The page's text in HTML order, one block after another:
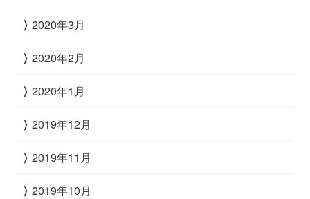
2020年3月
2020年2月
2020年1月
2019年12月
2019年11月
2019年10月